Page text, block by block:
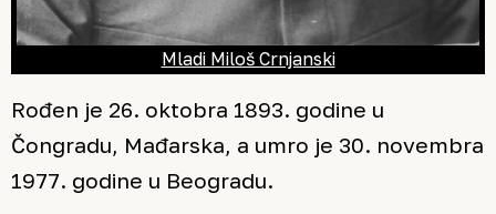
Mladi Miloš Crnjanski
Rođen je 26. oktobra 1893. godine u
Čongradu, Mađarska, a umro je 30. novembra
1977. godine u Beogradu.